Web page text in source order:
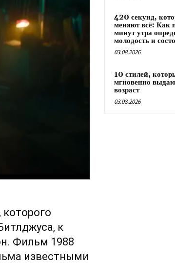
к
Фильм 1988
известными
420 секунд,
меняют всё: Как
минут утра
молодость и
03.08.2026
10 стилей,
мгновенно
возраст
03.08.2026